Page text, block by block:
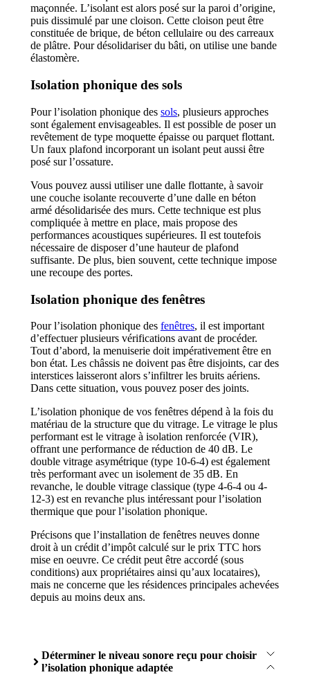
maçonnée. L’isolant est alors posé sur la paroi d’origine,
puis dissimulé par une cloison. Cette cloison peut être
constituée de brique, de béton cellulaire ou des carreaux
de plâtre. Pour désolidariser du bâti, on utilise une bande
élastomère.
Isolation phonique des sols
Pour l’isolation phonique des sols, plusieurs approches
sont également envisageables. Il est possible de poser un
revêtement de type moquette épaisse ou parquet flottant.
Un faux plafond incorporant un isolant peut aussi être
posé sur l’ossature.
Vous pouvez aussi utiliser une dalle flottante, à savoir
une couche isolante recouverte d’une dalle en béton
armé désolidarisée des murs. Cette technique est plus
compliquée à mettre en place, mais propose des
performances acoustiques supérieures. Il est toutefois
nécessaire de disposer d’une hauteur de plafond
suffisante. De plus, bien souvent, cette technique impose
une recoupe des portes.
Isolation phonique des fenêtres
Pour l’isolation phonique des fenêtres, il est important
d’effectuer plusieurs vérifications avant de procéder.
Tout d’abord, la menuiserie doit impérativement être en
bon état. Les châssis ne doivent pas être disjoints, car des
interstices laisseront alors s’infiltrer les bruits aériens.
Dans cette situation, vous pouvez poser des joints.
L’isolation phonique de vos fenêtres dépend à la fois du
matériau de la structure que du vitrage. Le vitrage le plus
performant est le vitrage à isolation renforcée (VIR),
offrant une performance de réduction de 40 dB. Le
double vitrage asymétrique (type 10-6-4) est également
très performant avec un isolement de 35 dB. En
revanche, le double vitrage classique (type 4-6-4 ou 4-
12-3) est en revanche plus intéressant pour l’isolation
thermique que pour l’isolation phonique.
Précisons que l’installation de fenêtres neuves donne
droit à un crédit d’impôt calculé sur le prix TTC hors
mise en oeuvre. Ce crédit peut être accordé (sous
conditions) aux propriétaires ainsi qu’aux locataires),
mais ne concerne que les résidences principales achevées
depuis au moins deux ans.
Déterminer le niveau sonore reçu pour choisir
l’isolation phonique adaptée